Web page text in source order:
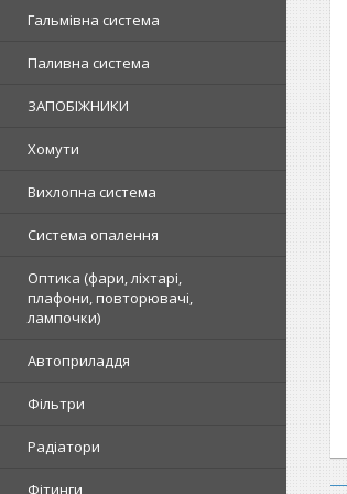
Гальмівна система
Паливна система
ЗАПОБІЖНИКИ
Хомути
Вихлопна система
Система опалення
Оптика (фари, ліхтарі,
плафони, повторювачі,
лампочки)
Автоприладдя
Фільтри
Радіатори